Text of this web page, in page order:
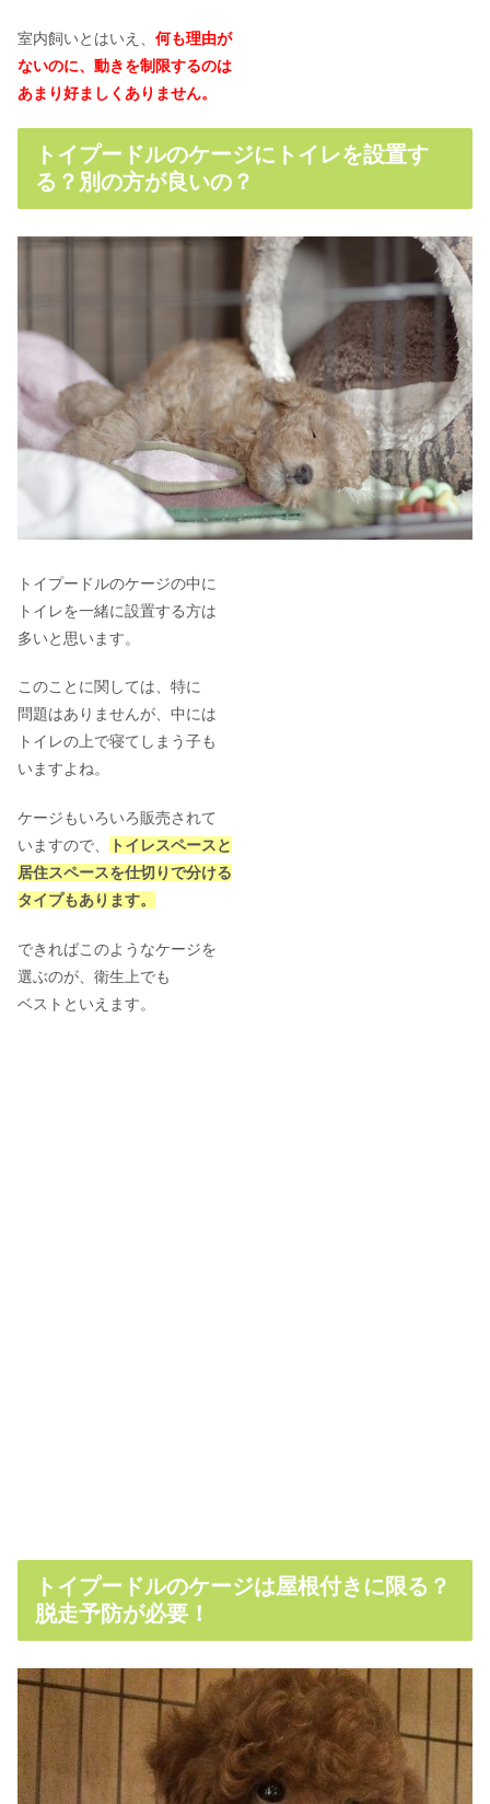
室内飼いとはいえ、 何も理由が
ないのに、動きを制限するのは
あまり好ましくありません。
トイプードルのケージにトイレを設置す
る？別の方が良いの？
トイプードルのケージの中に
トイレを一緒に設置する方は
多いと思います。
このことに関しては、特に
問題はありませんが、中には
トイレの上で寝てしまう子も
いますよね。
ケージもいろいろ販売されて
いますので、
トイレスペースと
居住スペースを仕切りで分ける
タイプもあります。
できればこのようなケージを
選ぶのが、衛生上でも
ベストといえます。
トイプードルのケージは屋根付きに限る？
脱走予防が必要！